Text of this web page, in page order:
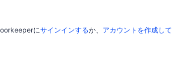
にサインインするか、 アカウントを作成して